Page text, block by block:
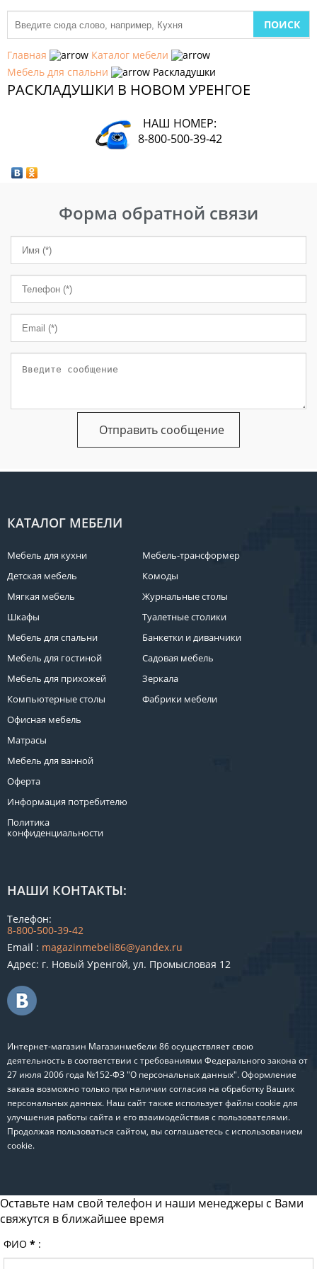
Главная
Каталог мебели
Мебель для спальни
Раскладушки
РАСКЛАДУШКИ В НОВОМ УРЕНГОЕ
НАШ НОМЕР:
8-800-500-39-42
МЕБЕЛЬ
КУХНИ
ДЕТСКАЯ
ШКАФЫ
СПАЛЬНИ
ГОСТИНОЙ
МЕБЕЛЬ
МАТРАСЫ
ДЛЯ
ВАННОЙ
МЕБЕЛЬ-
ТРАНСФОРМЕР
МЕБЕЛЬ
КОМОДЫ
ЖУРНАЛЬНЫЕ
СТОЛЫ
ТУАЛЕТНЫЕ
И
ДИВАНЧИКИ
САДОВАЯ
Форма обратной связи
КАТАЛОГ МЕБЕЛИ
Мебель для кухни
Детская мебель
Мягкая мебель
Шкафы
Мебель для спальни
Мебель для гостиной
Мебель для прихожей
Компьютерные столы
Офисная мебель
Матрасы
Мебель для ванной
Оферта
Информация потребителю
Политика
конфиденциальности
Мебель-трансформер
Комоды
Журнальные столы
Туалетные столики
Банкетки и диванчики
Садовая мебель
Зеркала
Фабрики мебели
НАШИ КОНТАКТЫ:
Телефон:
8-800-500-39-42
Email : magazinmebeli86@yandex.ru
Адрес: г. Новый Уренгой, ул. Промысловая 12
Интернет-магазин Магазинмебели 86 осуществляет свою
деятельность в соответствии с требованиями Федерального закона от
27 июля 2006 года №152-ФЗ "О персональных данных". Оформление
заказа возможно только при наличии согласия на обработку Ваших
персональных данных. Наш сайт также использует файлы cookie для
улучшения работы сайта и его взаимодействия с пользователями.
Продолжая пользоваться сайтом, вы соглашаетесь с использованием
cookie.
Оставьте нам свой телефон и наши менеджеры с Вами
свяжутся в ближайшее время
ФИО * :